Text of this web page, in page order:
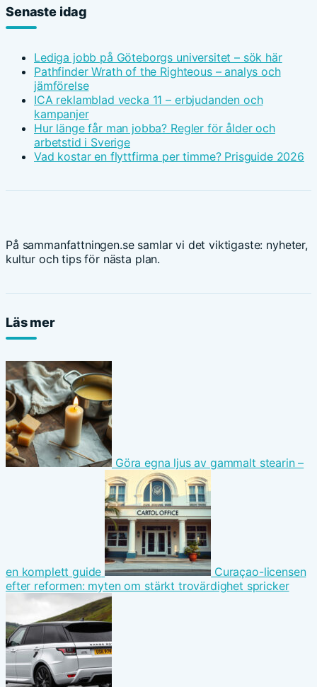
Senaste idag
Lediga jobb på Göteborgs universitet – sök här
Pathfinder Wrath of the Righteous – analys och
jämförelse
ICA reklamblad vecka 11 – erbjudanden och
kampanjer
Hur länge får man jobba? Regler för ålder och
arbetstid i Sverige
Vad kostar en flyttfirma per timme? Prisguide 2026
På sammanfattningen.se samlar vi det viktigaste: nyheter,
kultur och tips för nästa plan.
Läs mer
Göra egna ljus av gammalt stearin –
en komplett guide
Curaçao-licensen
efter reformen: myten om stärkt trovärdighet spricker